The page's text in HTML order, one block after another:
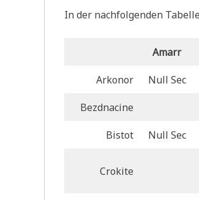
In der nachfolgenden
Amarr
Arkonor Null Sec
Bezdnacine
Bistot Null Sec
Crokite